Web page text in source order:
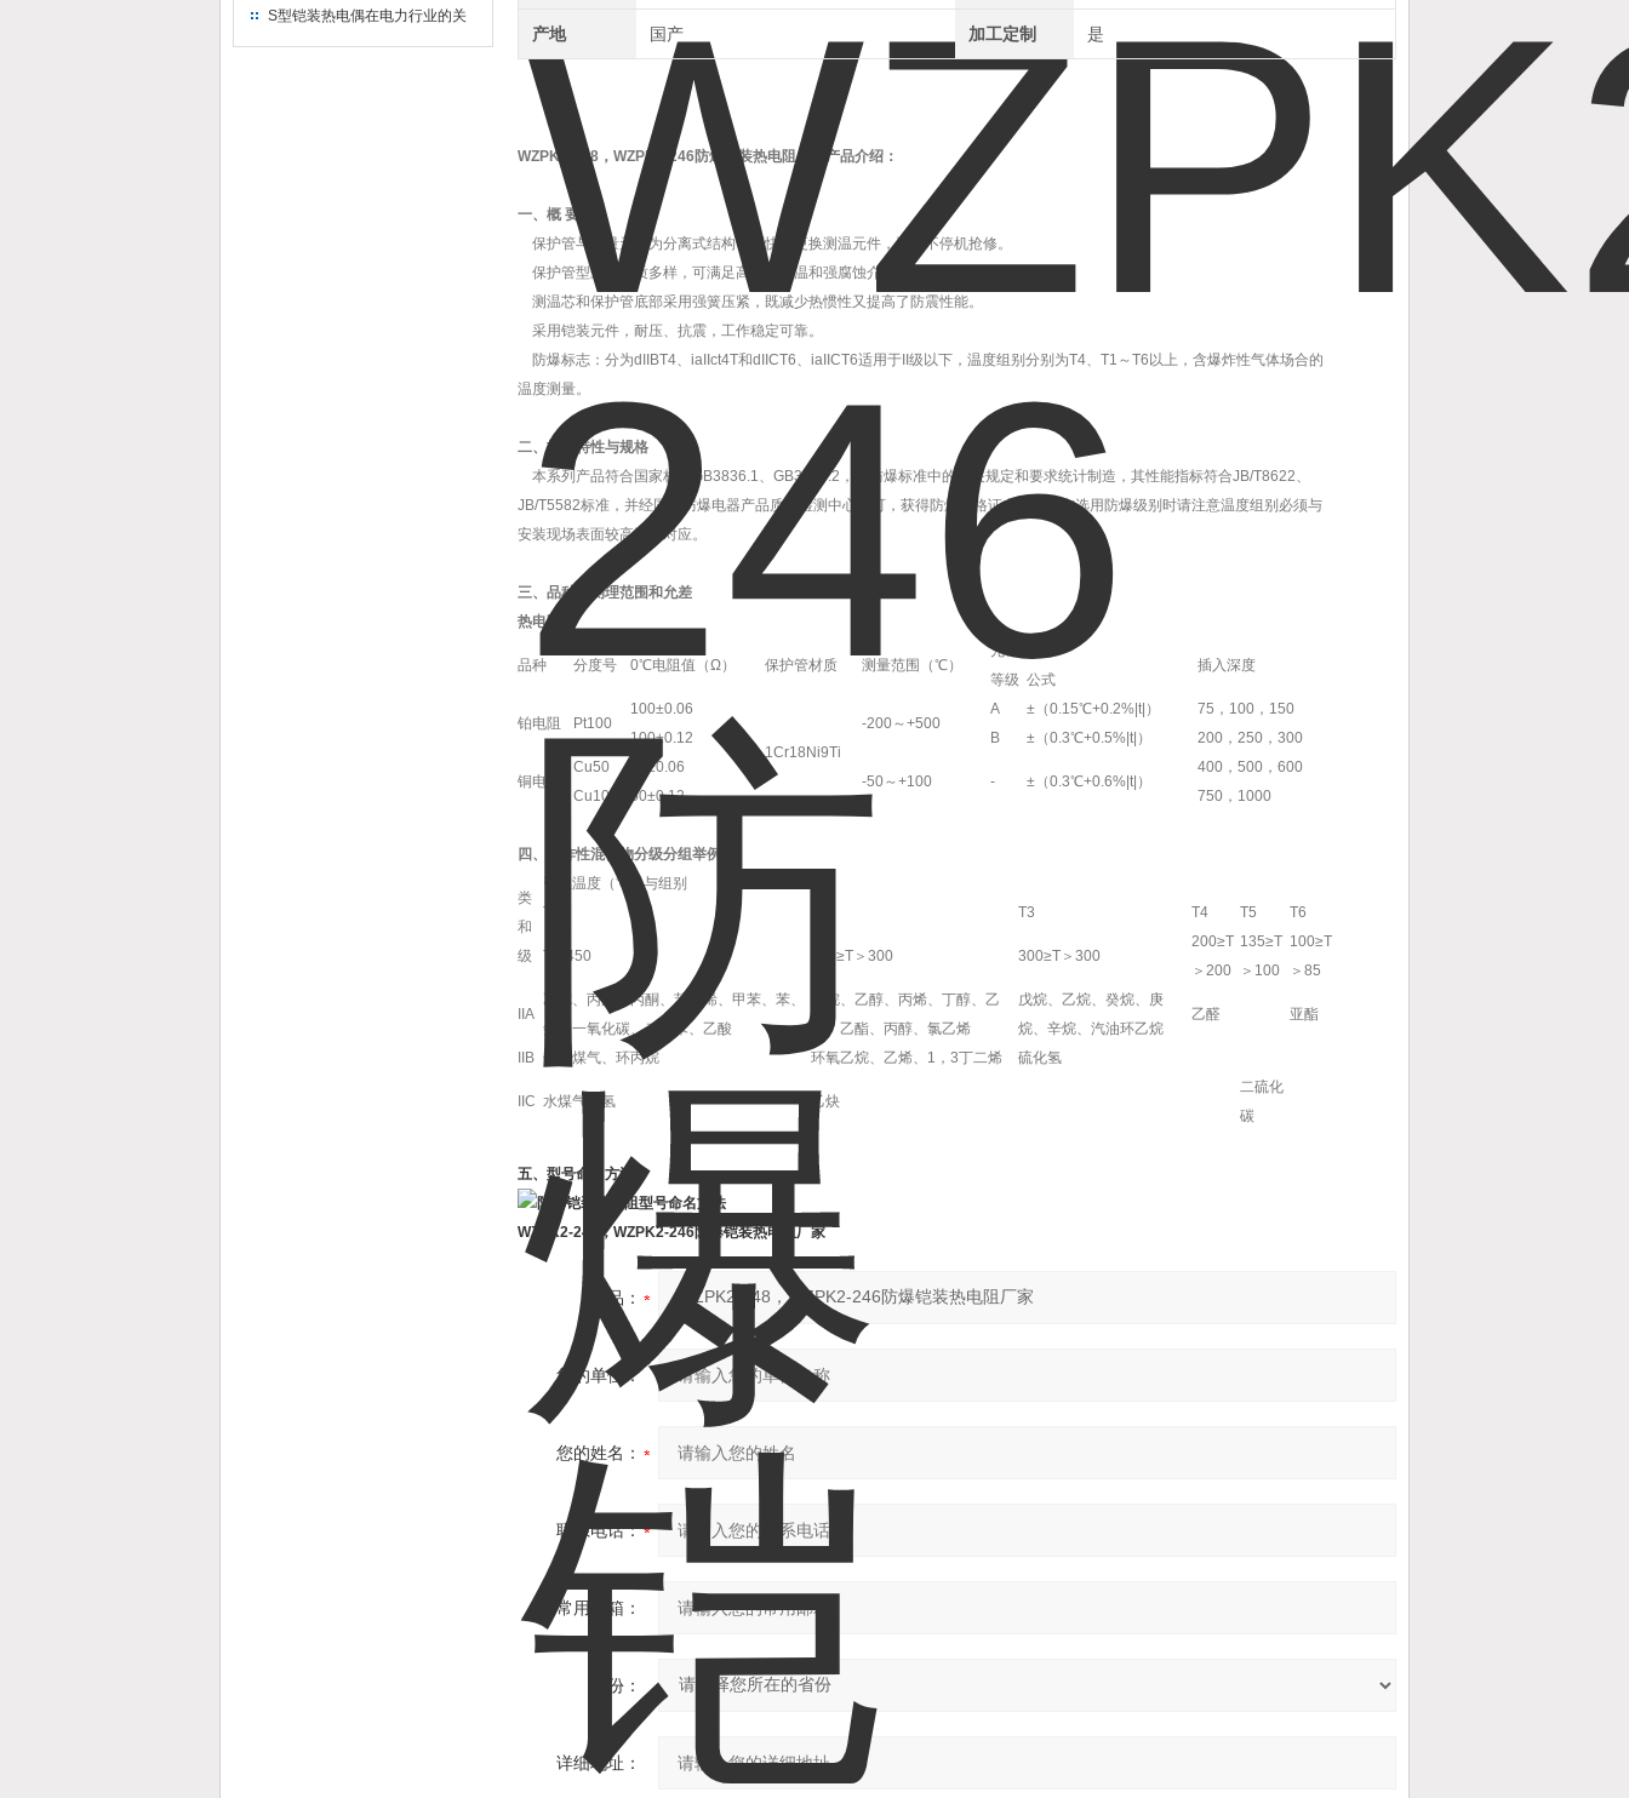
业到科研，无所不在的温度测量
S型铠装热电偶在电力行业的关
产地 国产 加工定制 是
WZPK2-248，WZPK2-246防爆铠装热电阻厂家 产品介绍：
一、概 要
保护管与测量元件为分离式结构，可快速更换测温元件，进行不停机抢修。
保护管型式和材质多样，可满足高压、高温和强腐蚀介质的测温需要。
测温芯和保护管底部采用强簧压紧，既减少热惯性又提高了防震性能。
采用铠装元件，耐压、抗震，工作稳定可靠。
防爆标志：分为dIIBT4、iaIIct4T和dIICT6、iaIICT6适用于II级以下，温度组别分别为T4、T1～T6以上，含爆炸性气体场合的
温度测量。
二、技术特性与规格
本系列产品符合国家标准GB3836.1、GB3836.2，按防爆标准中的有关规定和要求统计制造，其性能指标符合JB/T8622、
JB/T5582标准，并经国家防爆电器产品质量检测中心认可，获得防爆合格证书。有户在选用防爆级别时请注意温度组别必须与
安装现场表面较高温度对应。
三、品种、测理范围和允差
热电阻
品种 分度号 0℃电阻值（Ω） 保护管材质 测量范围（℃）
允许误差
插入深度
等级 公式
铂电阻 Pt100
100±0.06
1Cr18Ni9Ti
-200～+500
A ±（0.15℃+0.2%|t|）
75，100，150
200，250，300
400，500，600
750，1000
100±0.12 B ±（0.3℃+0.5%|t|）
铜电阻
Cu50
50±0.06
-50～+100
-
±（0.3℃+0.6%|t|）
Cu100
50±0.12
四、爆炸性混合物分级分组举例
类
和
级
引燃温度（℃）与组别
T1
T3 T4 T5 T6
T＞450 450≥T＞300 300≥T＞300
200≥T
＞200
135≥T
＞100
100≥T
＞85
IIA
乙烷、丙烷、丙酮、苯乙烯、甲苯、苯、
氨、一氧化碳、二甲苯、乙酸
乙烷、乙醇、丙烯、丁醇、乙
酸、乙酯、丙醇、氯乙烯
戊烷、乙烷、癸烷、庚
烷、辛烷、汽油环乙烷
乙醛 亚酯
IIB 焦炉煤气、环丙烷 环氧乙烷、乙烯、1，3丁二烯 硫化氢
IIC 水煤气、氢 乙炔
二硫化
碳
五、型号命名方法
WZPK2-248，WZPK2-246防爆铠装热电阻厂家
产品：
您的单位：
您的姓名：
联系电话：
常用邮箱：
省份：
详细地址：